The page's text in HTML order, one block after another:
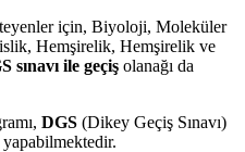
için, Biyoloji, Moleküler
Hemşirelik, Hemşirelik ve
sınavı ile geçiş olanağı da
DGS (Dikey Geçiş Sınavı)